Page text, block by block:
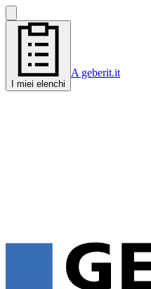
I miei elenchi
A geberit.it